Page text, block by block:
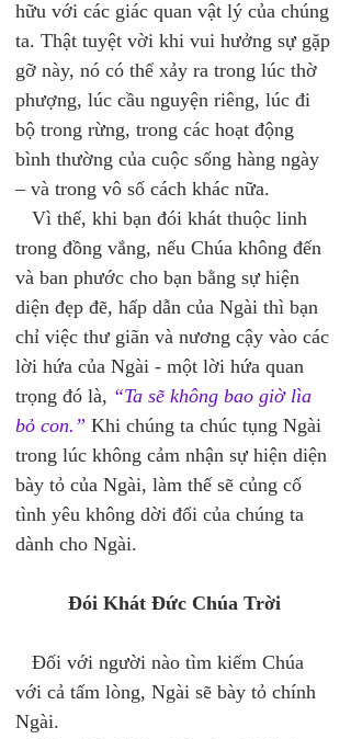
hữu với các giác quan vật lý của chúng
ta. Thật tuyệt vời khi vui hưởng sự gặp
gỡ này, nó có thể xảy ra trong lúc thờ
phượng, lúc cầu nguyện riêng, lúc đi
bộ trong rừng, trong các hoạt động
bình thường của cuộc sống hàng ngày
– và trong vô số cách khác nữa.
Vì thế, khi bạn đói khát thuộc linh
trong đồng vắng, nếu Chúa không đến
và ban phước cho bạn bằng sự hiện
diện đẹp đẽ, hấp dẫn của Ngài thì bạn
chỉ việc thư giãn và nương cậy vào các
lời hứa của Ngài - một lời hứa quan
trọng đó là, “Ta sẽ không bao giờ lìa
bỏ con.” Khi chúng ta chúc tụng Ngài
trong lúc không cảm nhận sự hiện diện
bày tỏ của Ngài, làm thế sẽ củng cố
tình yêu không dời đổi của chúng ta
dành cho Ngài.
Đói Khát Đức Chúa Trời
Đối với người nào tìm kiếm Chúa
với cả tấm lòng, Ngài sẽ bày tỏ chính
Ngài.